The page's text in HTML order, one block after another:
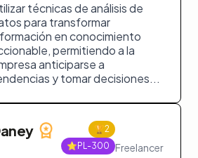
técnicas de análisis de
para transformar
en conocimiento
permitiendo a la
anticiparse a
y tomar decisiones...
🏆 2
⭐ PL-300 Freelancer